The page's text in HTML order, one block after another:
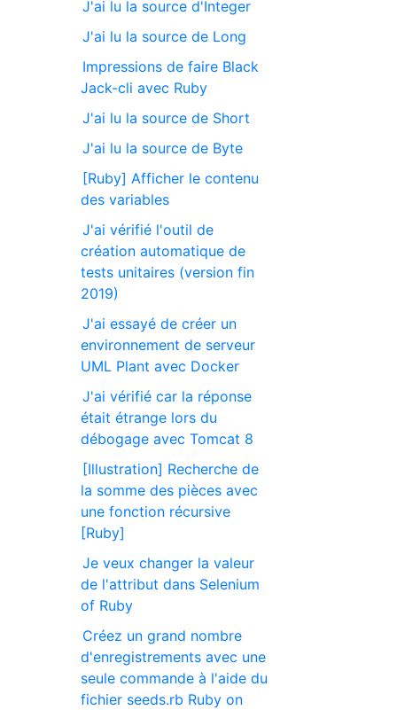
J'ai lu la source d'Integer
J'ai lu la source de Long
Impressions de faire Black
Jack-cli avec Ruby
J'ai lu la source de Short
J'ai lu la source de Byte
[Ruby] Afficher le contenu
des variables
J'ai vérifié l'outil de
création automatique de
tests unitaires (version fin
2019)
J'ai essayé de créer un
environnement de serveur
UML Plant avec Docker
J'ai vérifié car la réponse
était étrange lors du
débogage avec Tomcat 8
[Illustration] Recherche de
la somme des pièces avec
une fonction récursive
[Ruby]
Je veux changer la valeur
de l'attribut dans Selenium
of Ruby
Créez un grand nombre
d'enregistrements avec une
seule commande à l'aide du
fichier seeds.rb Ruby on